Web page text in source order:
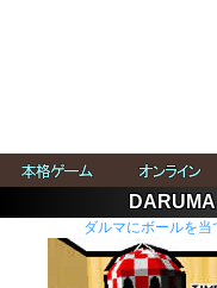
ダルマにボールを当